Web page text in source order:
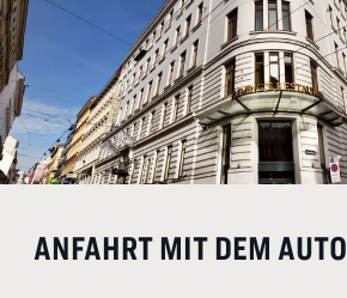
ANFAHRT MIT DEM AUTO